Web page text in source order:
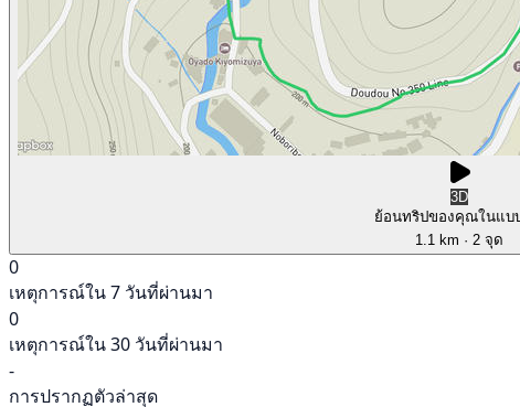
3D
ย้อนทริปของคุณในแบ
1.1 km · 2 จุด
0
เหตุการณ์ใน 7 วันที่ผ่านมา
0
เหตุการณ์ใน 30 วันที่ผ่านมา
-
การปรากฏตัวล่าสุด